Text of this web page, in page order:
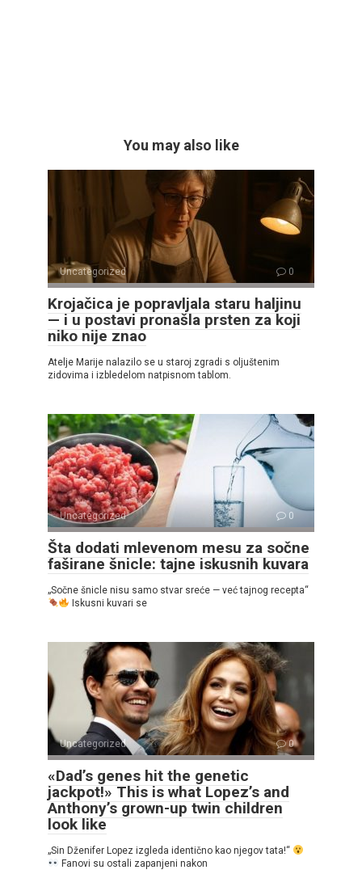
You may also like
Uncategorized 0
Krojačica je popravljala staru haljinu
— i u postavi pronašla prsten za koji
niko nije znao
Atelje Marije nalazilo se u staroj zgradi s oljuštenim
zidovima i izbledelom natpisnom tablom.
Uncategorized 0
Šta dodati mlevenom mesu za sočne
faširane šnicle: tajne iskusnih kuvara
„Sočne šnicle nisu samo stvar sreće — već tajnog recepta“
Iskusni kuvari se
Uncategorized 0
«Dad’s genes hit the genetic
jackpot!» This is what Lopez’s and
Anthony’s grown-up twin children
look like
„Sin Dženifer Lopez izgleda identično kao njegov tata!“
Fanovi su ostali zapanjeni nakon